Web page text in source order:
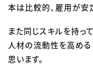
本は比較的、雇用が安
また同じスキルを持っ
人材の流動性を高める
思います。